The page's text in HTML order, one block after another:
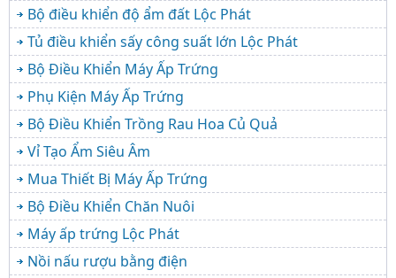
Bộ điều khiển độ ẩm đất Lộc Phát
Tủ điều khiển sấy công suất lớn Lộc Phát
Bộ Điều Khiển Máy Ấp Trứng
Phụ Kiện Máy Ấp Trứng
Bộ Điều Khiển Trồng Rau Hoa Củ Quả
Vỉ Tạo Ẩm Siêu Âm
Mua Thiết Bị Máy Ấp Trứng
Bộ Điều Khiển Chăn Nuôi
Máy ấp trứng Lộc Phát
Nồi nấu rượu bằng điện